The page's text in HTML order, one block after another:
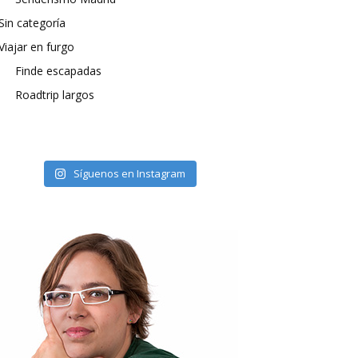
categoría
en furgo
Finde escapadas
Roadtrip largos
Síguenos en Instagram